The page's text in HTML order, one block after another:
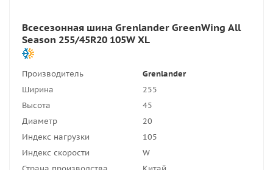
Всесезонная шина Grenlander GreenWing All
Season 255/45R20 105W XL
Производитель
Grenlander
Ширина
255
Высота
45
Диаметр
20
Индекс нагрузки
105
Индекс скорости
W